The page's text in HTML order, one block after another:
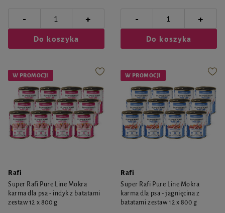
- +
Do koszyka
- +
Do koszyka
W PROMOCJI
Rafi
Super Rafi Pure Line Mokra
karma dla psa - indyk z batatami
zestaw 12 x 800 g
W PROMOCJI
Rafi
Super Rafi Pure Line Mokra
karma dla psa - jagnięcina z
batatami zestaw 12 x 800 g